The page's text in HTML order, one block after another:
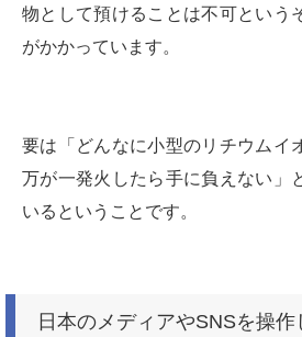
物として預けることは不可という
がかかっています。
要は「どんなに小型のリチウムイ
万が一発火したら手に負えない」
いるということです。
日本のメディアやSNSを操